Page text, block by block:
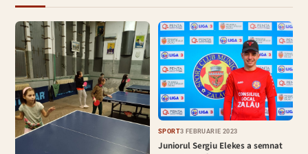
SPORT3 FEBRUARIE 2023
Juniorul Sergiu Elekes a semnat